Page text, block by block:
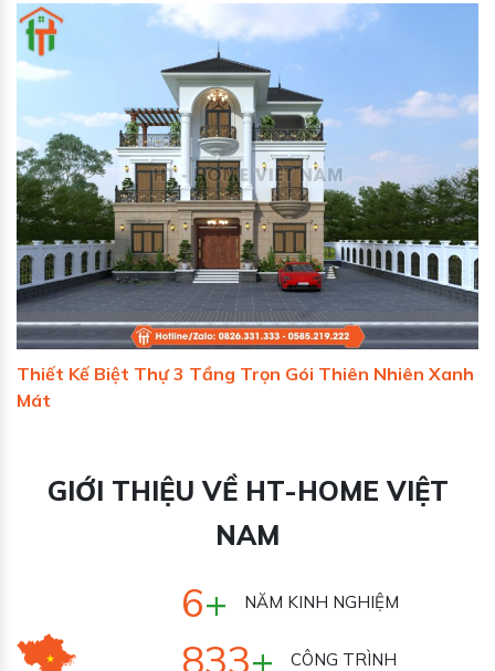
Thiết Kế Biệt Thự 3 Tầng Trọn Gói Thiên Nhiên Xanh
Mát
GIỚI THIỆU VỀ HT-HOME VIỆT
NAM
7+ NĂM KINH NGHIỆM
1000 + CÔNG TRÌNH